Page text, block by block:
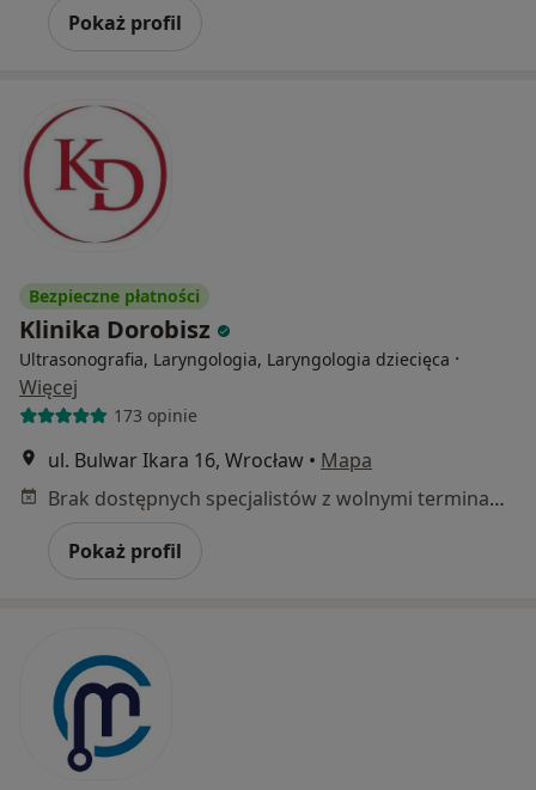
Pokaż profil
Bezpieczne płatności
Klinika Dorobisz
Ultrasonografia, Laryngologia, Laryngologia dziecięca ·
Więcej
173 opinie
ul. Bulwar Ikara 16, Wrocław • Mapa
Brak dostępnych specjalistów z wolnymi terminami w tym centrum medycznym.
Pokaż profil